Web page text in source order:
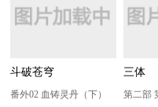
斗破苍穹
番外02 血铸灵丹（下）
三体
第二部